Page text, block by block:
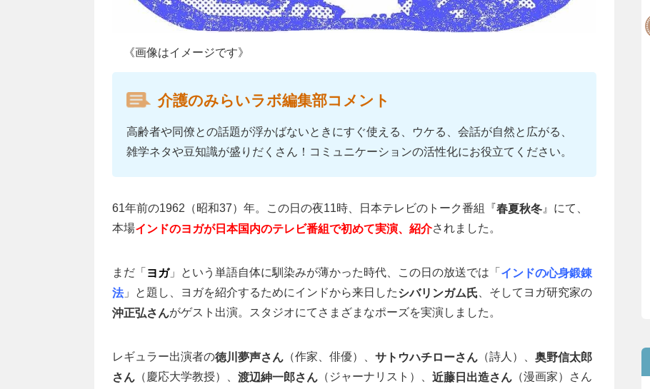
《画像はイメージです》
介護のみらいラボ編集部コメント
高齢者や同僚との話題が浮かばないときにすぐ使える、ウケる、会話が自然と広がる、
雑学ネタや豆知識が盛りだくさん！コミュニケーションの活性化にお役立てください。
61年前の1962（昭和37）年。この日の夜11時、日本テレビのトーク番組『春夏秋冬 』にて、
本場インドのヨガが日本国内のテレビ番組で初めて実演、紹介されました。
まだ「 ヨガ」という単語自体に馴染みが薄かった時代、この日の放送では「 インドの心身鍛錬
法」と題し、ヨガを紹介するためにインドから来日したシバリンガム氏 、そしてヨガ研究家の
沖正弘さんがゲスト出演。スタジオにてさまざまなポーズを実演しました。
レギュラー出演者の徳川夢声さん （作家、俳優）、 サトウハチローさん （詩人）、 奥野信太郎
さん （慶応大学教授）、 渡辺紳一郎さん （ジャーナリスト）、 近藤日出造さん （漫画家）さん